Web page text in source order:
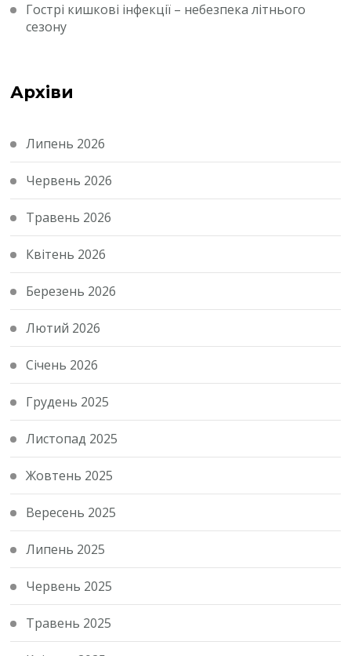
Гострі кишкові інфекції – небезпека літнього
сезону
Архіви
Липень 2026
Червень 2026
Травень 2026
Квітень 2026
Березень 2026
Лютий 2026
Січень 2026
Грудень 2025
Листопад 2025
Жовтень 2025
Вересень 2025
Липень 2025
Червень 2025
Травень 2025